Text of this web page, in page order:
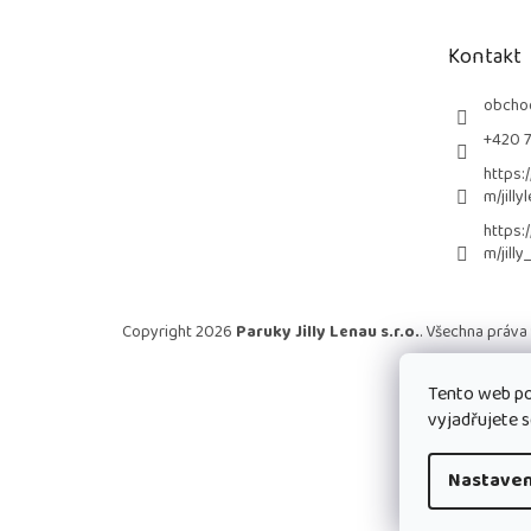
Tento web
vyjadřujete
Kontakt
+420
m/
m/
Copyright 2026 Paruky Jilly Lenau s.r.o.. Všechna